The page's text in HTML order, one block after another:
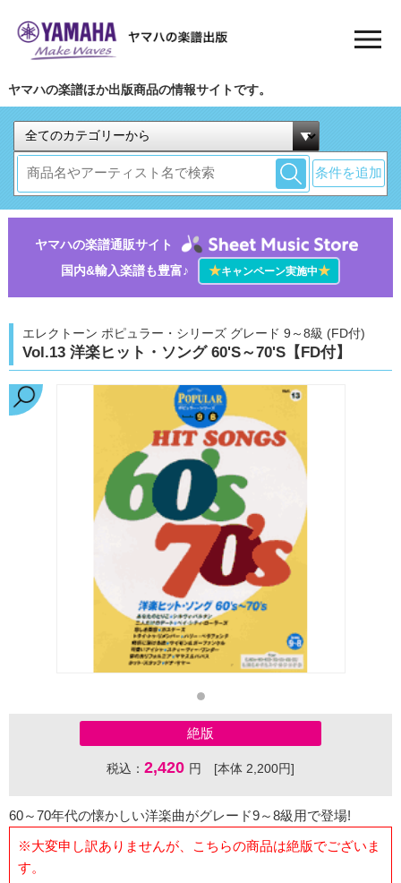
ヤマハの楽譜ほか出版商品の情報サイトです。
条件を追加
ヤマハの楽譜通販サイト
国内&輸入楽譜も豊富♪
★キャンペーン実施中★
エレクトーン ポピュラー・シリーズ グレード 9～8級 (FD付)
Vol.13 洋楽ヒット・ソング 60'S～70'S【FD付】
絶版
税込： 2,420 円 [本体 2,200円]
60～70年代の懐かしい洋楽曲がグレード9～8級用で登場!
※大変申し訳ありませんが、こちらの商品は絶版でございま
す。